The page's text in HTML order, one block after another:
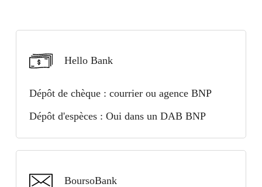
BoursoBank
✅ Apple Pay
✅ Google Pay
Monabanq
Hello Bank
Dépôt de chèque : courrier ou agence BNP
Dépôt d'espèces : Oui dans un DAB BNP
BoursoBank